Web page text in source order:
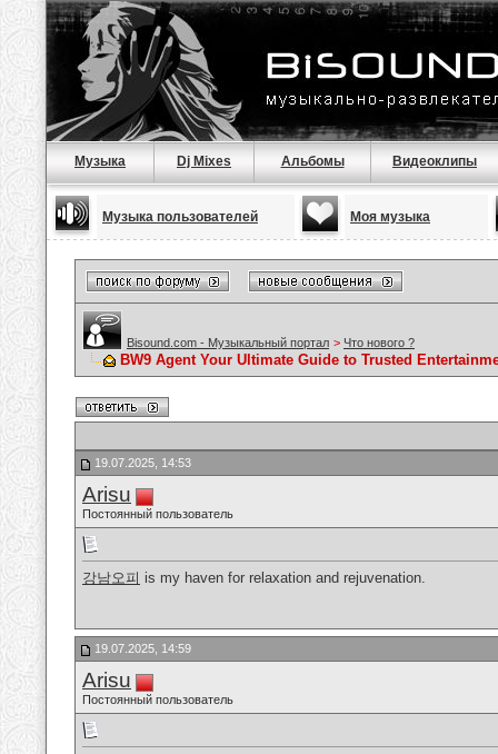
Музыка Dj Mixes Альбомы Видеоклипы
Музыка пользователей Моя музыка
Bisound.com - Музыкальный портал > Что нового ?
BW9 Agent Your Ultimate Guide to Trusted
19.07.2025, 14:53
Arisu
Постоянный пользователь
강남오피 is my haven for relaxation and rejuvenation.
19.07.2025, 14:59
Arisu
Постоянный пользователь